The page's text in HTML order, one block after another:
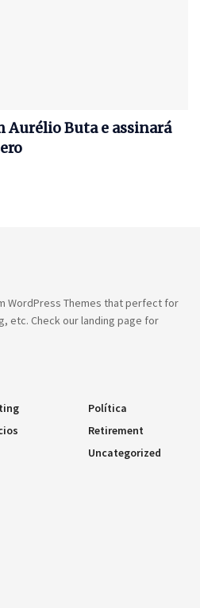
Aurélio Buta e assinará
WordPress Themes that perfect for
etc. Check our landing page for
Política
Retirement
Uncategorized